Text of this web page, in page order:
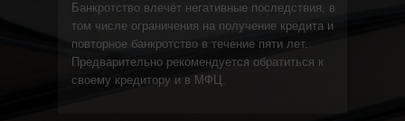
Банкротство влечёт негативные последствия, в
том числе ограничения на получение кредита и
повторное банкротство в течение пяти лет.
Предварительно рекомендуется обратиться к
своему кредитору и в МФЦ.